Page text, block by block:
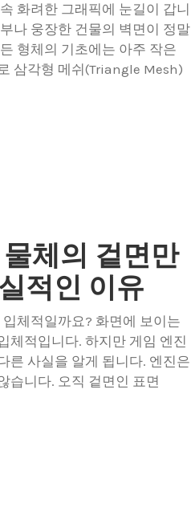
화려한 그래픽에 눈길이 갑니
나 웅장한 건물의 벽면이 정말
형체의 기초에는 아주 작은
삼각형 메쉬(Triangle Mesh)
체의 겉면만
적인 이유
체적일까요? 화면에 보이는
체적입니다. 하지만 게임 엔진
른 사실을 알게 됩니다. 엔진은
습니다. 오직 겉면인 표면